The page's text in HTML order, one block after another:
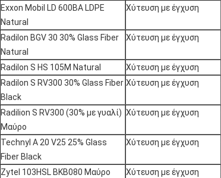
Exxon Mobil LD 600BA LDPE
Natural
Χύτευση με έγχυση
Radilon BGV 30 30% Glass Fiber
Natural
Χύτευση με έγχυση
Radilon S HS 105M Natural Χύτευση με έγχυση
Radilon S RV300 30% Glass Fiber
Black
Χύτευση με έγχυση
Radilion S RV300 (30% με γυαλί)
Μαύρο
Χύτευση με έγχυση
Technyl A 20 V25 25% Glass
Fiber Black
Χύτευση με έγχυση
Zytel 103HSL BKB080 Μαύρο Χύτευση με έγχυση